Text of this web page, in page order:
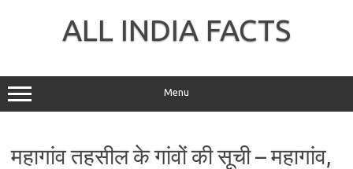
ALL INDIA FACTS
Menu
महागांव तहसील के गांवों की सूची – महागांव,